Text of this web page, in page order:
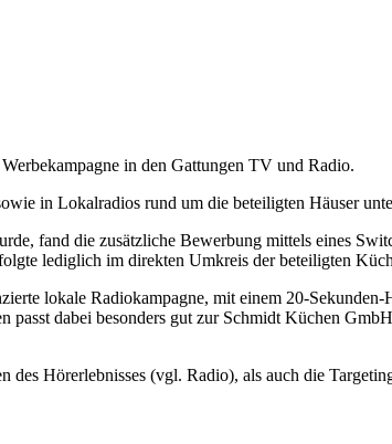
in den Gattungen TV und Radio.
in Lokalradios rund um die beteiligten Häuser
fand die zusätzliche Bewerbung mittels eines
lediglich im direkten Umkreis der beteiligten
lokale Radiokampagne, mit einem 20-
passt dabei besonders gut zur Schmidt Küchen
Hörerlebnisses (vgl. Radio), als auch die